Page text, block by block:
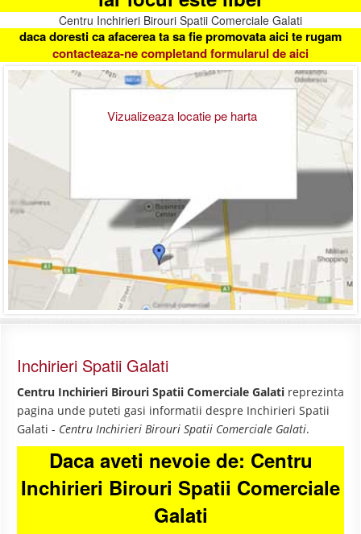
Centru Inchirieri Birouri Spatii Comerciale Galati
daca doresti ca afacerea ta sa fie promovata aici te rugam
contacteaza-ne completand formularul de aici
Vizualizeaza locatie pe harta
Inchirieri Spatii Galati
Centru Inchirieri Birouri Spatii Comerciale Galati reprezinta
pagina unde puteti gasi informatii despre Inchirieri Spatii
Galati - Centru Inchirieri Birouri Spatii Comerciale Galati.
Daca aveti nevoie de: Centru
Inchirieri Birouri Spatii Comerciale
Galati